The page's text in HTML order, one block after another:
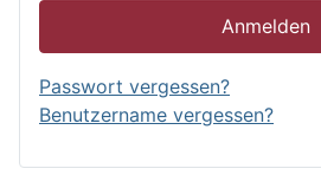
Anmelden
Passwort vergessen?
Benutzername vergessen?